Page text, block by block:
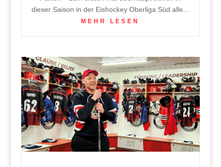
dieser Saison in der Eishockey Oberliga Süd alle...
MEHR LESEN